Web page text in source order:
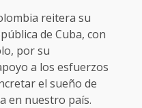
reitera su
de Cuba, con
por su
a los esfuerzos
el sueño de
en nuestro país.